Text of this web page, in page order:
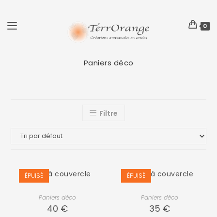
0
Paniers déco
Filtre
ÉPUISÉ
Panier à couvercle
Paniers déco
40 €
ÉPUISÉ
Panier à couvercle
Paniers déco
35 €